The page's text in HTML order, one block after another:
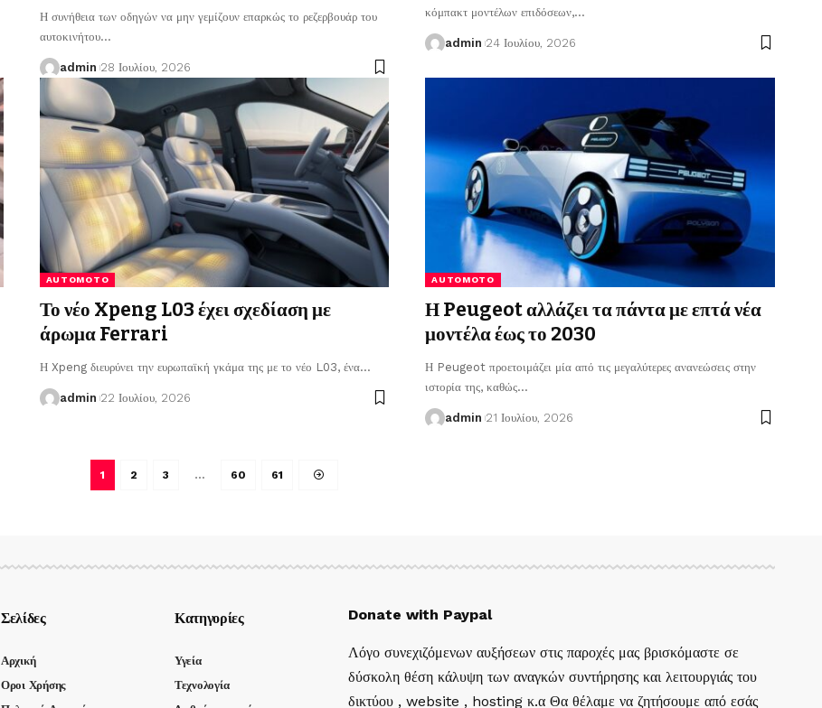
Η συνήθεια των οδηγών να μην γεμίζουν επαρκώς το ρεζερβουάρ του
αυτοκινήτου…
admin 28 Ιουλίου, 2026
κόμπακτ μοντέλων επιδόσεων,…
admin 24 Ιουλίου, 2026
AUTOMOTO
Το νέο Xpeng L03 έχει σχεδίαση με
άρωμα Ferrari
Η Xpeng διευρύνει την ευρωπαϊκή γκάμα της με το νέο L03, ένα…
admin 22 Ιουλίου, 2026
AUTOMOTO
Η Peugeot αλλάζει τα πάντα με επτά νέα
μοντέλα έως το 2030
Η Peugeot προετοιμάζει μία από τις μεγαλύτερες ανανεώσεις στην
ιστορία της, καθώς…
admin 21 Ιουλίου, 2026
1 2 3 … 60 61
Σελίδες
Αρχική
Οροι Χρήσης
Κατηγορίες
Υγεία
Τεχνολογία
Donate with Paypal
Λόγο συνεχιζόμενων αυξήσεων στις παροχές μας βρισκόμαστε σε
δύσκολη θέση κάλυψη των αναγκών συντήρησης και λειτουργιάς του
δικτύου , website , hosting κ.α Θα θέλαμε να ζητήσουμε από εσάς